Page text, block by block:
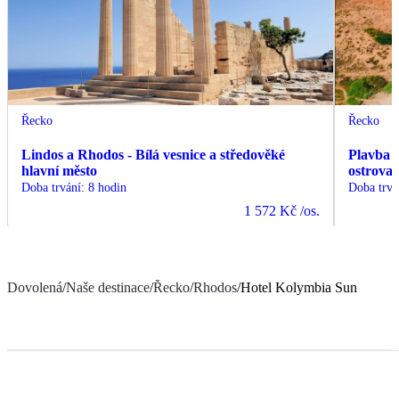
Řecko
Lindos a Rhodos - Bílá vesnice a středověké
hlavní město
Doba trvání: 8 hodin
1 572 Kč /os.
Řecko
Plavba
ostrova
Doba
Dovolená/Naše destinace/Řecko/Rhodos/Hotel Kolymbia Sun